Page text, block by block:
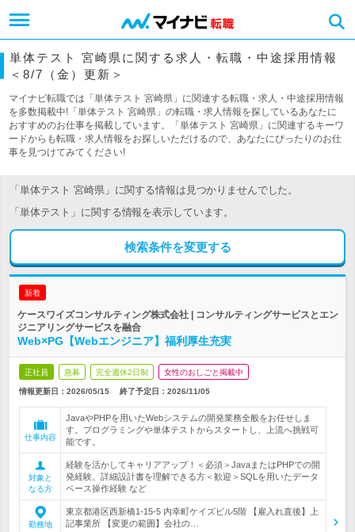
単体テスト 宮崎県に関する求人・転職・中途採用情報
＜8/7（金）更新＞
マイナビ転職では「単体テスト 宮崎県」に関連する転職・求人・中途採用情報
を多数掲載中!「単体テスト 宮崎県」の転職・求人情報を探しているあなたに
おすすめのお仕事を掲載しています。「単体テスト 宮崎県」に関連するキーワ
ードからも転職・求人情報をお探しいただけるので、あなたにぴったりのお仕
事を見つけてみてください!
「単体テスト 宮崎県」に関する情報は見つかりませんでした。
「単体テスト」に関する情報を表示しています。
検索条件を変更する
新着
ケースワイズコンサルティング株式会社 | コンサルティングサービスとエン
ジニアリングサービスを融合
Web×PG【Webエンジニア】福利厚生充実
正社員 急募 完全週休2日制 女性のおしごと掲載中
情報更新日：2026/05/15 終了予定日： 2026/11/05
仕事内容
JavaやPHPを用いたWebシステムの開発業務全般をお任せしま
す。プログラミングや単体テストからスタートし、上流へ挑戦可
能です。
対象と
なる方
経験を活かしてキャリアアップ！＜必須＞JavaまたはPHPでの開
発経験、詳細設計書を理解できる方＜歓迎＞SQLを用いたデータ
ベース操作経験 など
勤務地
東京都港区西新橋1-15-5 内幸町ケイズビル5階 【雇入れ直後】上
記事業所 【変更の範囲】会社の…